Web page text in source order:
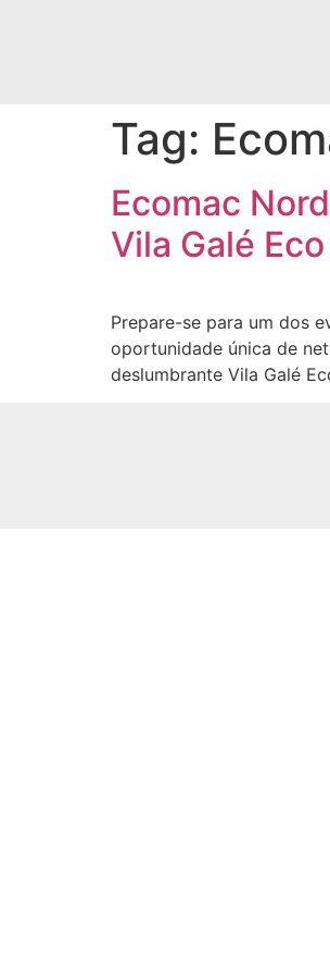
Tag:
Ecomac
Vila Galé
Prepare-se para um dos
oportunidade única de
deslumbrante Vila Galé